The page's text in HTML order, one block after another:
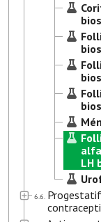
LH
6.6.